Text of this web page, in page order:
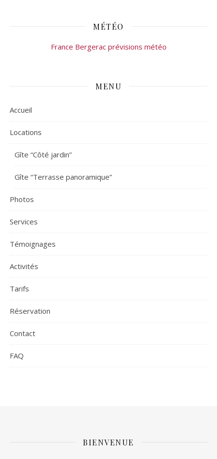
MÉTÉO
France Bergerac prévisions météo
MENU
Accueil
Locations
Gîte “Côté jardin”
Gîte “Terrasse panoramique”
Photos
Services
Témoignages
Activités
Tarifs
Réservation
Contact
FAQ
BIENVENUE